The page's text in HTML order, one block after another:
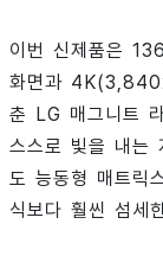
이번 신제품은
화면과
춘 LG 매그니트
스스로 빛을 내는
도 능동형 매트릭
식보다 훨씬 섬세